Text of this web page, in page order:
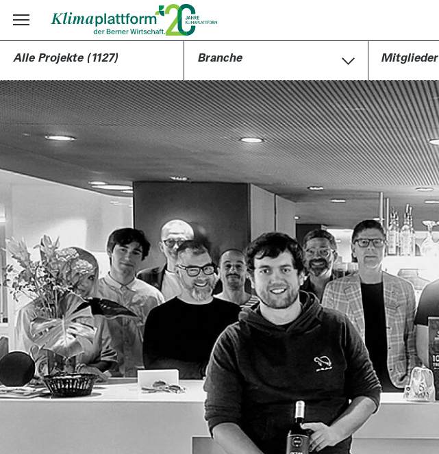
Alle Projekte (1127) Branche Mitglieder